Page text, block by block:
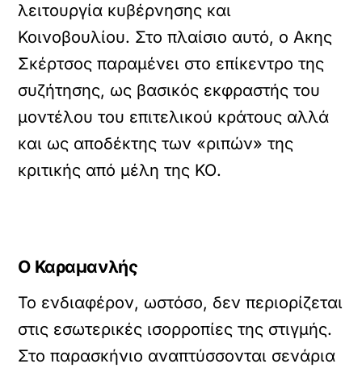
λειτουργία κυβέρνησης και
Κοινοβουλίου. Στο πλαίσιο αυτό, ο Ακης
Σκέρτσος παραμένει στο επίκεντρο της
συζήτησης, ως βασικός εκφραστής του
μοντέλου του επιτελικού κράτους αλλά
και ως αποδέκτης των «ριπών» της
κριτικής από μέλη της ΚΟ.
Ο Καραμανλής
Το ενδιαφέρον, ωστόσο, δεν περιορίζεται
στις εσωτερικές ισορροπίες της στιγμής.
Στο παρασκήνιο αναπτύσσονται σενάρια